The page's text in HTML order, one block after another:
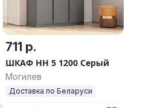
711 р.
ШКАФ НН 5 1200 Серый
Могилев
Доставка по Беларуси